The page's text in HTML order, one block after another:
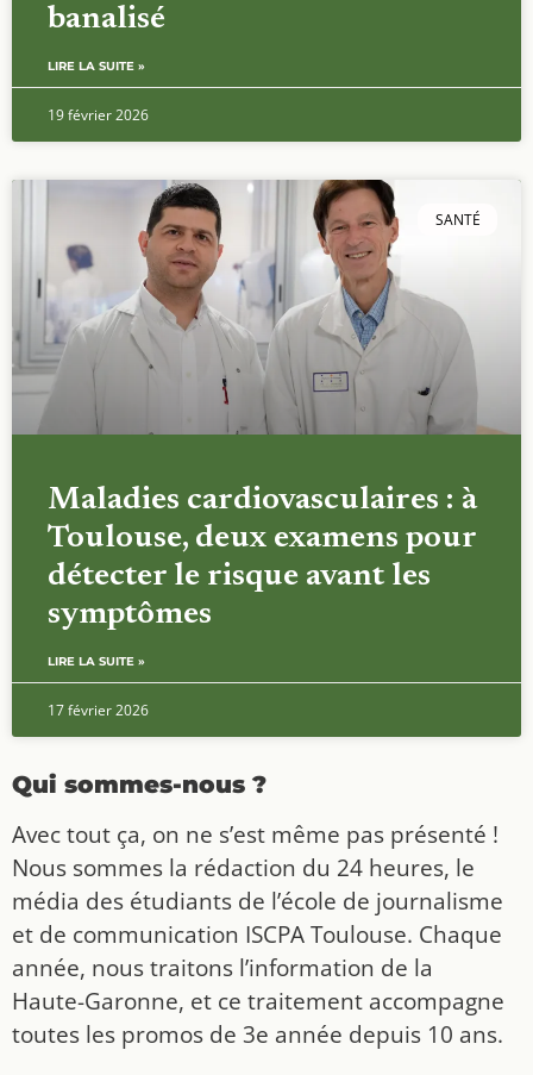
banalisé
LIRE LA SUITE »
19 février 2026
SANTÉ
Maladies cardiovasculaires : à
Toulouse, deux examens pour
détecter le risque avant les
symptômes
LIRE LA SUITE »
17 février 2026
Qui sommes-nous ?
Avec tout ça, on ne s’est même pas présenté !
Nous sommes la rédaction du 24 heures, le
média des étudiants de l’école de journalisme
et de communication ISCPA Toulouse. Chaque
année, nous traitons l’information de la
Haute-Garonne, et ce traitement accompagne
toutes les promos de 3e année depuis 10 ans.